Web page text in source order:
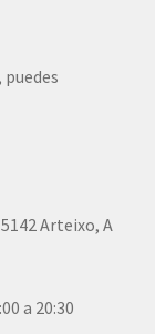
Arteixo, A
a 20:30